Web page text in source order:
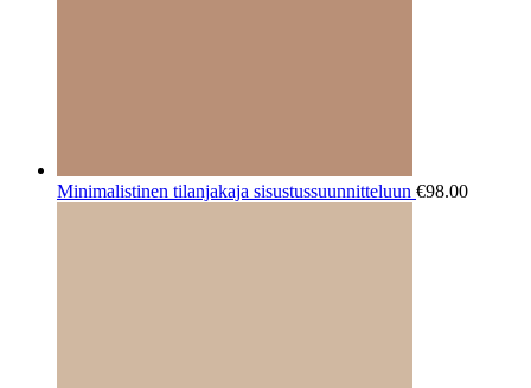
Minimalistinen tilanjakaja sisustussuunnitteluun €98.00